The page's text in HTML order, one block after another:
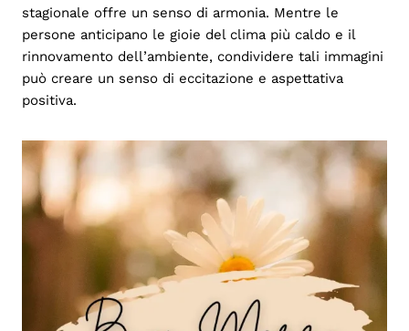
stagionale offre un senso di armonia. Mentre le
persone anticipano le gioie del clima più caldo e il
rinnovamento dell’ambiente, condividere tali immagini
può creare un senso di eccitazione e aspettativa
positiva.